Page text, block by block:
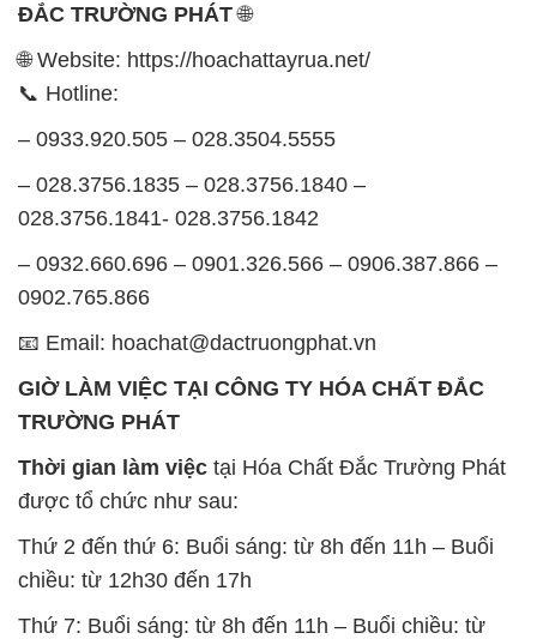
ĐẮC TRƯỜNG PHÁT🌐
🌐 Website: https://hoachattayrua.net/
📞 Hotline:
– 0933.920.505 – 028.3504.5555
– 028.3756.1835 – 028.3756.1840 –
028.3756.1841- 028.3756.1842
– 0932.660.696 – 0901.326.566 – 0906.387.866 –
0902.765.866
📧 Email: hoachat@dactruongphat.vn
GIỜ LÀM VIỆC TẠI CÔNG TY HÓA CHẤT ĐẮC
TRƯỜNG PHÁT
Thời gian làm việc tại Hóa Chất Đắc Trường Phát
được tổ chức như sau:
Thứ 2 đến thứ 6: Buổi sáng: từ 8h đến 11h – Buổi
chiều: từ 12h30 đến 17h
Thứ 7: Buổi sáng: từ 8h đến 11h – Buổi chiều: từ